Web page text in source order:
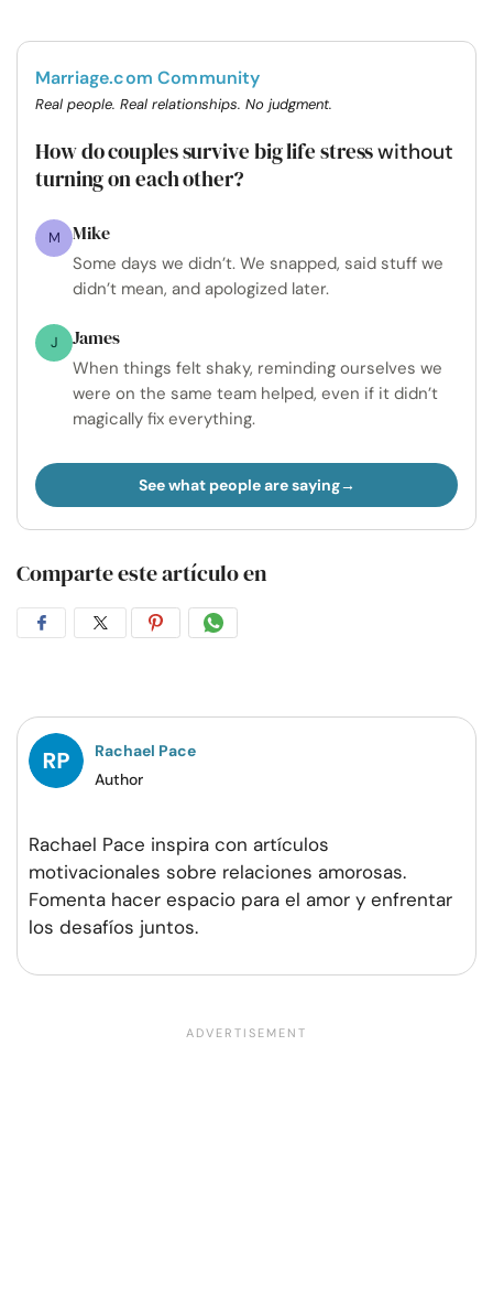
Marriage.com Community
Real people. Real relationships. No judgment.
How do couples survive big life stresswithout
turning on each other?
M Mike
Some days we didn’t. We snapped, said stuff we
didn’t mean, and apologized later.
J James
When things felt shaky, reminding ourselves we
were on the same team helped, even if it didn’t
magically fix everything.
See what people are saying
Comparte este artículo en
CompartirCompartirCompartirCompartir
Rachael Pace
Author
Rachael Pace inspira con artículos
motivacionales sobre relaciones amorosas.
Fomenta hacer espacio para el amor y enfrentar
los desafíos juntos.